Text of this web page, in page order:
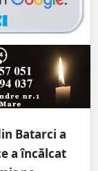
Batarci a
a încălcat